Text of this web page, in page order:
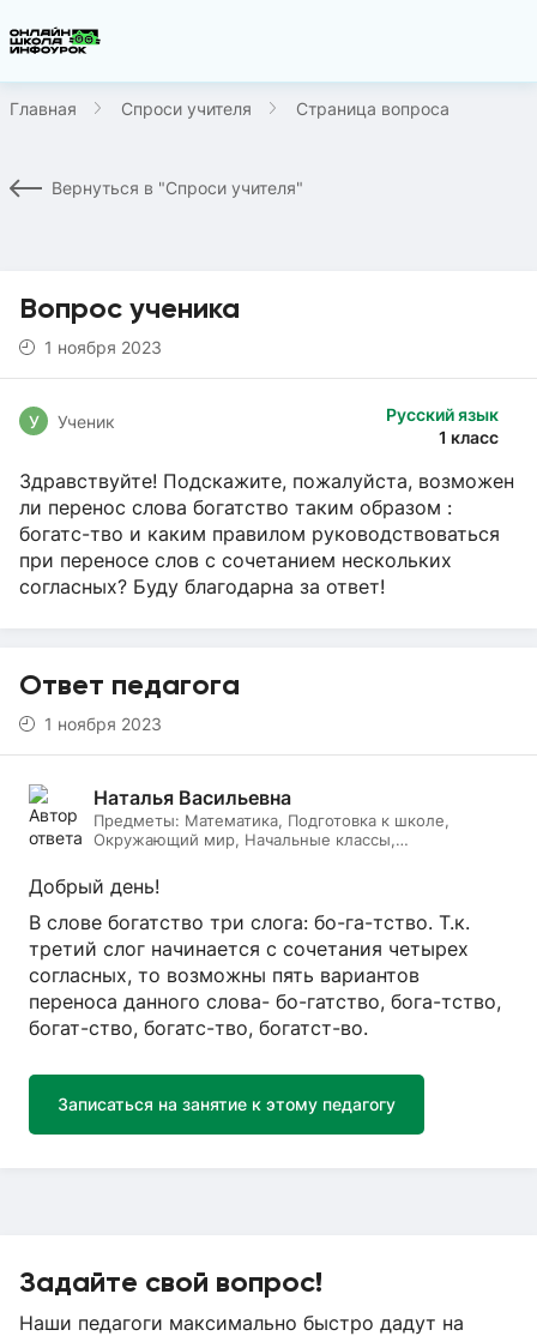
Главная Спроси учителя Страница вопроса
Вернуться в "Спроси учителя"
Вопрос ученика
1 ноября 2023
Русский язык
1 класс
У Ученик
Здравствуйте! Подскажите, пожалуйста, возможен
ли перенос слова богатство таким образом :
богатс-тво и каким правилом руководствоваться
при переносе слов с сочетанием нескольких
согласных? Буду благодарна за ответ!
Ответ педагога
1 ноября 2023
Наталья Васильевна
Предметы: Математика, Подготовка к школе,
Окружающий мир, Начальные классы,
Добрый день!
В слове богатство три слога: бо-га-тство. Т.к.
третий слог начинается с сочетания четырех
согласных, то возможны пять вариантов
переноса данного слова- бо-гатство, бога-тство,
богат-ство, богатс-тво, богатст-во.
Записаться на занятие к этому педагогу
Задайте свой вопрос!
Наши педагоги максимально быстро дадут на